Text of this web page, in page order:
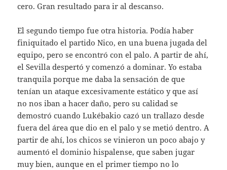
cero. Gran resultado para ir al descanso.
El segundo tiempo fue otra historia. Podía haber
finiquitado el partido Nico, en una buena jugada del
equipo, pero se encontró con el palo. A partir de ahí,
el Sevilla despertó y comenzó a dominar. Yo estaba
tranquila porque me daba la sensación de que
tenían un ataque excesivamente estático y que así
no nos iban a hacer daño, pero su calidad se
demostró cuando Lukébakio cazó un trallazo desde
fuera del área que dio en el palo y se metió dentro. A
partir de ahí, los chicos se vinieron un poco abajo y
aumentó el dominio hispalense, que saben jugar
muy bien, aunque en el primer tiempo no lo